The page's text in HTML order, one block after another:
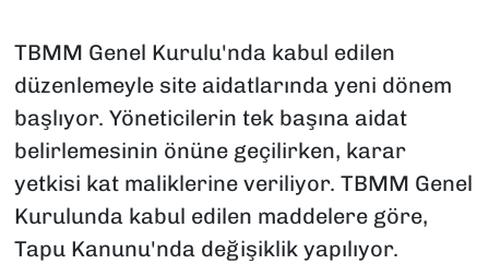
TBMM Genel Kurulu'nda kabul edilen
düzenlemeyle site aidatlarında yeni dönem
başlıyor. Yöneticilerin tek başına aidat
belirlemesinin önüne geçilirken, karar
yetkisi kat maliklerine veriliyor. TBMM Genel
Kurulunda kabul edilen maddelere göre,
Tapu Kanunu'nda değişiklik yapılıyor.